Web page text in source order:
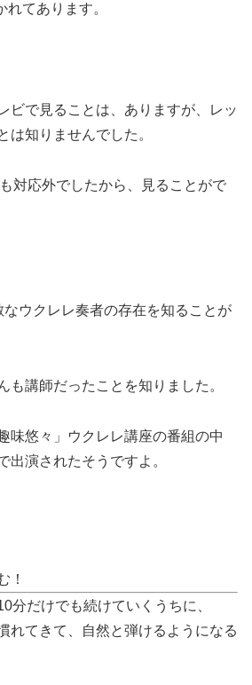
てあります。
ビで見ることは、ありますが、レッ
は知りませんでした。
対応外でしたから、見ることがで
なウクレレ奏者の存在を知ることが
も講師だったことを知りました。
味悠々」ウクレレ講座の番組の中
出演されたそうですよ。
！
分だけでも続けていくうちに、
れてきて、自然と弾けるようになる